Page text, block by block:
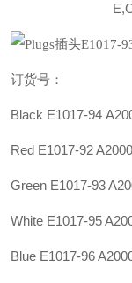
订货号：
Black E1017-94
Red E1017-92
Green E1017-93
White E1017-95
Blue E1017-96